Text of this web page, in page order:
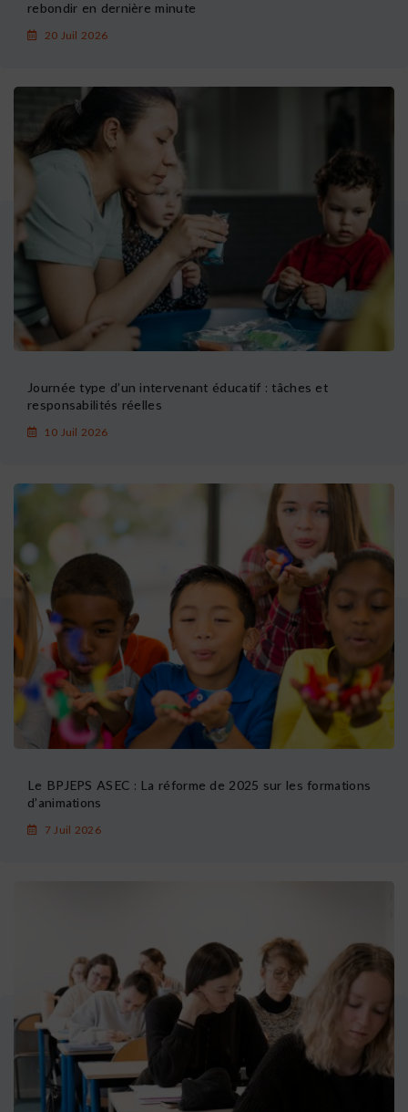
rebondir en dernière minute
20 Juil 2026
Journée type d’un intervenant éducatif : tâches et
responsabilités réelles
10 Juil 2026
Le BPJEPS ASEC : La réforme de 2025 sur les formations
d’animations
7 Juil 2026